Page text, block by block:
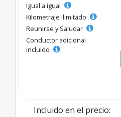
Igual a igual
Kilometraje ilimitado
Reunirse y Saludar
Conductor adicional
incluido
Incluido en el precio: